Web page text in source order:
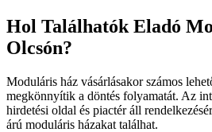
Hol Találhatók Eladó
Olcsón?
Moduláris ház vásárlásakor számos
megkönnyítik a döntés folyamatát. Az
hirdetési oldal és piactér áll
árú moduláris házakat találhat.